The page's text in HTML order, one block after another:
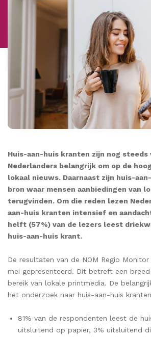
Huis-aan-huis kranten zijn nog steeds
Nederlanders belangrijk om op de
lokaal nieuws. Daarnaast zijn huis-
bron waar mensen aanbiedingen van
terugvinden. Om die reden lezen
aan-huis kranten intensief en
helft (57%) van de lezers leest
huis-aan-huis krant.
De resultaten van de NOM Regio Monitor
mei gepresenteerd. Dit betreft een
bereik van lokale printmedia. De
het onderzoek naar huis-aan-huis
81% van de respondenten leest de
uitsluitend op papier, 3% uitsluitend